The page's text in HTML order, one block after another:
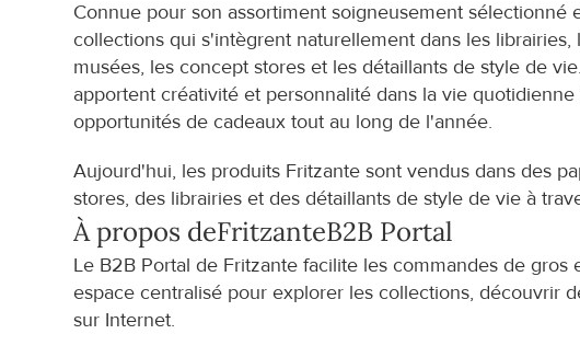
Connue pour son assortiment soigneusement sélectionné
collections qui s'intègrent naturellement dans les
musées, les concept stores et les détaillants de style de
apportent créativité et personnalité dans la vie
opportunités de cadeaux tout au long de l'année.
Aujourd'hui, les produits Fritzante sont vendus dans des
stores, des librairies et des détaillants de style de vie à
À propos deFritzanteB2B Portal
Le B2B Portal de Fritzante facilite les commandes de
espace centralisé pour explorer les collections, découvrir
sur Internet.